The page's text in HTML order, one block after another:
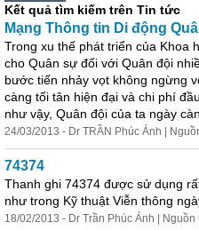
Kết quả tìm kiếm trên Tin tức
Mạng Thông tin Di động
Trong xu thế phát triển của Khoa
cho Quân sự đối với Quân đội
bước tiến nhảy vọt không ngừng
càng tối tân hiện đại và chi phí
như vậy, Quân đội của ta ngày
24/03/2013 - Dr TRẦN Phúc Ánh |
74374
Thanh ghi 74374 được sử dụng
như trong Kỹ thuật Viễn thông
18/02/2013 - Dr Trần Phúc Ánh | Nguồn